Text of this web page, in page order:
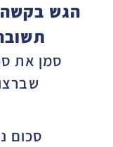
הגש בקשה
סמן את
סכום